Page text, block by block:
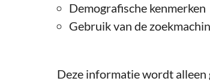
Demografische kenmerken
Gebruik van de
Deze informatie wordt